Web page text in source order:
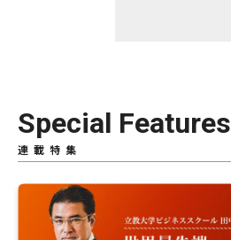
Special Features
連載特集